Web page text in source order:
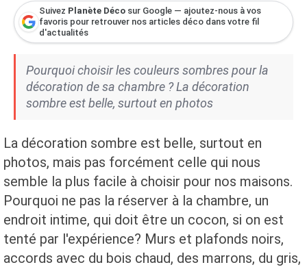
Suivez Planète Déco sur Google — ajoutez-nous à vos
favoris pour retrouver nos articles déco dans votre fil
d'actualités
Pourquoi choisir les couleurs sombres pour la
décoration de sa chambre ? La décoration
sombre est belle, surtout en photos
La décoration sombre est belle, surtout en
photos, mais pas forcément celle qui nous
semble la plus facile à choisir pour nos maisons.
Pourquoi ne pas la réserver à la chambre, un
endroit intime, qui doit être un cocon, si on est
tenté par l'expérience? Murs et plafonds noirs,
accords avec du bois chaud, des marrons, du gris,